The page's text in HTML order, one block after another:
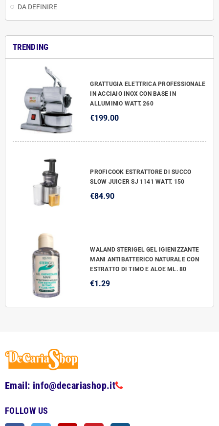
DA DEFINIRE
TRENDING
GRATTUGIA ELETTRICA PROFESSIONALE
IN ACCIAIO INOX CON BASE IN
ALLUMINIO WATT. 260
€199.00
PROFICOOK ESTRATTORE DI SUCCO
SLOW JUICER SJ 1141 WATT. 150
€84.90
WALAND STERIGEL GEL IGIENIZZANTE
MANI ANTIBATTERICO NATURALE CON
ESTRATTO DI TIMO E ALOE ML. 80
€1.29
Email: info@decariashop.it
FOLLOW US